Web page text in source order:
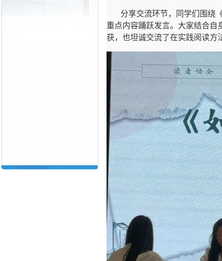
分享交流环节，同学们围绕
重点内容踊跃发言。大家结合自
获，也坦诚交流了在实践阅读方